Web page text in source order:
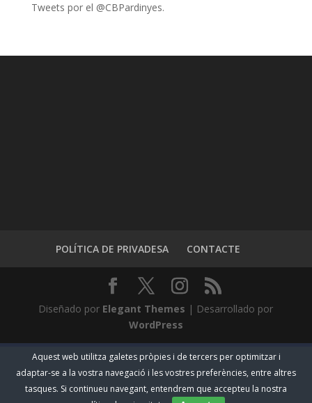
Tweets por el @CBPardinyes.
POLÍTICA DE PRIVADESA CONTACTE
Diseñado por Elegant Themes | Desarrollado por
WordPress
Aquest web utilitza galetes pròpies i de tercers per optimitzar i
adaptar-se a la vostra navegació i les vostres preferències, entre altres
tasques. Si continueu navegant, entendrem que accepteu la nostra